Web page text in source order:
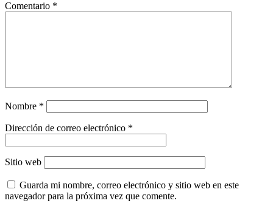
Comentario *
Nombre *
Dirección de correo electrónico *
Sitio web
Guarda mi nombre, correo electrónico y sitio web en este
navegador para la próxima vez que comente.